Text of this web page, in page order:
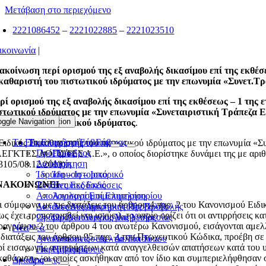
Μετάβαση στο περιεχόμενο
2221086452 – 2221022885 – 2221023510
|
Toggle Navigation
Το Επιμελητήριο Εύβοιας
Πρόεδρος
Διοίκηση
Ίδρυση – Ιστορικό
Έντυπες Εκδόσεις
Απολογισμοί Επιμελητηρίου
Δαπάνες Διαφημιστικής Προβολής
Ωράριο Λειτουργίας Υπηρεσίας
Νέα
Ανακοινώσεις – Δελτία Τύπου
Παρεμβάσεις
Δράσεις
Navigation
Το Επιμελητήριο Εύβοιας
Πρόεδρος
Διοίκηση
Ίδρυση – Ιστορικό
Έντυπες Εκδόσεις
Απολογισμοί Επιμελητηρίου
Δαπάνες Διαφημιστικής Προβολής
Ωράριο Λειτουργίας Υπηρεσίας
Νέα
Ανακοινώσεις – Δελτία Τύπου
Παρεμβάσεις
Δράσεις
περί ορισμού της εξ αναβολής δικασίμου επί
του πιστωτικού ιδρύματος με την επωνυμία
ορισμού της εξ αναβολής δικασίμου επί της εκθέσεως
ιδρύματος με την επωνυμία «Συνεταιριστική
ανωτέρω πιστωτικού ιδρύματος.
Εκκαθαριστής του πιστωτικού ιδρύματος με την
ΛΟΓΙΣΤΕΣ Α.Ε.», ο οποίος διορίστηκε δυνάμει της με
08.12.2013).
σύμφωνα με τις διατάξεις του άρθρου 4 παρ. 2 του Κανονισμού
έχει τροποποιηθεί και ισχύει), το οποίο ορίζει ότι οι
2 του άρθρου 4 του ανωτέρω Κανονισμού, εισάγονται
διατάξεις του άρθρου 95 παρ. 2 του Πτωχευτικού Κώδικα, προέβη
εισαγωγής αντιρρήσεων κατά αναγγελθεισών απατήσεων κατά
οι οποίες ασκήθηκαν από τον ίδιο και